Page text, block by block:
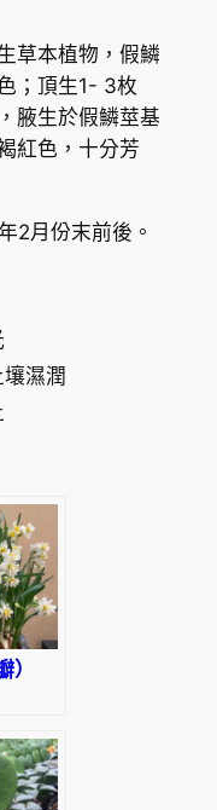
草本植物，假鱗
；頂生1- 3枚
腋生於假鱗莖基
紅色，十分芳
2月份末前後。
濕潤
）